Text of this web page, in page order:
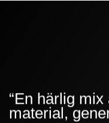
“En härlig
material,